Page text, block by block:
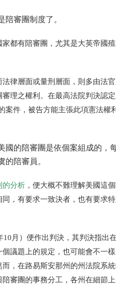
審團制度了。
家都有陪審團，尤其是大英帝國
律層面或量刑層面，則多由法
理之權利。在最高法院判決認定
案件，被告方能主張此項憲法
的陪審團是依個案組成的，
陪審員。
的分析 ，便大概不難理解美國這
，有要求一致決者，也有要求
10 月 ） 便作出判決，其判決指出
議題上的規定，也可能會不一
，在路易斯安那州的州法院系
審團的事務分工，各州在細節上